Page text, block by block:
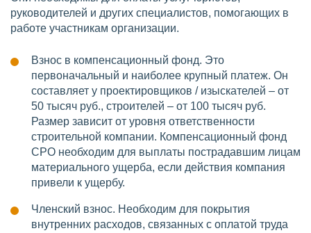
руководителей и других специалистов, помогающих в
работе участникам организации.
Взнос в компенсационный фонд. Это
первоначальный и наиболее крупный платеж. Он
составляет у проектировщиков / изыскателей – от
50 тысяч руб., строителей – от 100 тысяч руб.
Размер зависит от уровня ответственности
строительной компании. Компенсационный фонд
СРО необходим для выплаты пострадавшим лицам
материального ущерба, если действия компания
привели к ущербу.
Членский взнос. Необходим для покрытия
внутренних расходов, связанных с оплатой труда